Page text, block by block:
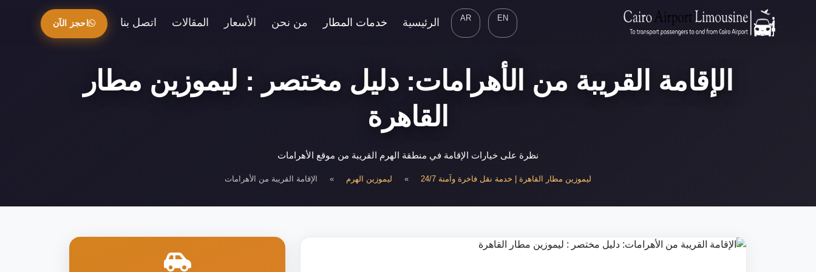
EN
AR الرئيسية خدمات المطار من نحن الأسعار المقالات اتصل بنا احجز الآن
الإقامة القريبة من الأهرامات: دليل مختصر : ليموزين مطار
القاهرة
نظرة على خيارات الإقامة في منطقة الهرم القريبة من موقع الأهرامات
ليموزين مطار القاهرة | خدمة نقل فاخرة وآمنة 24/7 » ليموزين الهرم » الإقامة القريبة من الأهرامات